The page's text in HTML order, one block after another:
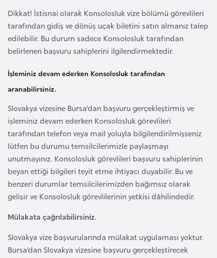
Dikkat! İstisnai olarak Konsolosluk vize bölümü görevlileri
tarafından gidiş ve dönüş uçak biletini satın almanız talep
edilebilir. Bu durum sadece Konsolosluk tarafından
belirlenen başvuru sahiplerini ilgilendirmektedir.
İşleminiz devam ederken Konsolosluk tarafından
aranabilirsiniz.
Slovakya vizesine Bursa’dan başvuru gerçekleştirmiş ve
işleminiz devam ederken Konsolosluk görevlileri
tarafından telefon veya mail yoluyla bilgilendirilmişseniz
lütfen bu durumu temsilcilerimizle paylaşmayı
unutmayınız. Konsolosluk görevlileri başvuru sahiplerinin
beyan ettiği bilgileri teyit etme ihtiyacı duyabilir. Bu ve
benzeri durumlar temsilcilerimizden bağımsız olarak
gelişir ve Konsolosluk görevlilerinin yetkisi dâhilindedir.
Mülakata çağrılabilirsiniz.
Slovakya vize başvurularında mülakat uygulaması yoktur.
Bursa’dan Slovakya vizesine başvuru gerçekleştirecek
i
s
t
a
n
r
m
e
n
i
s
t
a
n
E
s